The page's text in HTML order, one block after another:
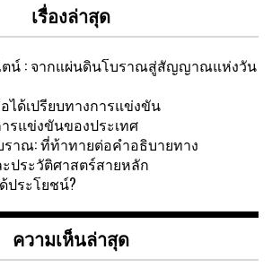
เรื่องล่าสุด
ตน์ : จากแผ่นดินโบราณสู่สัญญาณแห่งวัน
ได้เปรียบทางการแข่งขัน
รแข่งขันของประเทศ
ราณ: ที่ท้าทายต่อคำอธิบายทาง
ประวัติศาสตร์สายหลัก
ประโยชน์?
ความเห็นล่าสุด